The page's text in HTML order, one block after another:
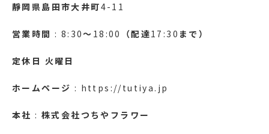
靜岡県島田市大井町4-11
営業時間 : 8:30～ 18:00 （配達17:30 まで）
定休日 火曜日
ホームページ : https://tutiya.jp
本社 :株式会社つちやフラワー